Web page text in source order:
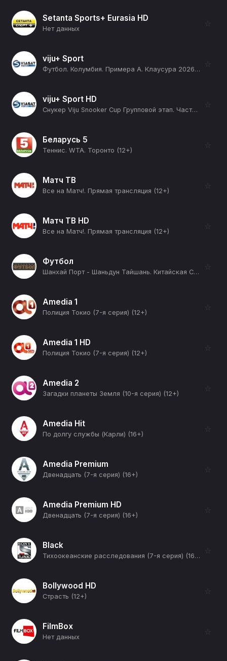
Setanta Sports+ Eurasia HD
Нет данных
☆
viju+ Sport
Футбол. Колумбия. Примера А. Клаусура 2026. 3 тур. Онсе Кальдас - Америка де Кали (12+)
☆
viju+ Sport HD
Снукер Viju Snooker Cup Групповой этап. Часть 4 Группа A: Арсений Королев - Андрей Карасов. Группа B: Микаэл Нерсисян - Сергей Луцкер (12+)
☆
Беларусь 5
Теннис. WTA. Торонто (12+)
☆
Матч ТВ
Все на Матч!. Прямая трансляция (12+)
☆
Матч ТВ HD
Все на Матч!. Прямая трансляция (12+)
☆
Футбол
Шанхай Порт - Шаньдун Тайшань. Китайская Суперлига. Сезон 2026 (12+)
☆
Amedia 1
Полиция Токио (7-я серия) (12+)
☆
Amedia 1 HD
Полиция Токио (7-я серия) (12+)
☆
Amedia 2
Загадки планеты Земля (10-я серия) (12+)
☆
Amedia Hit
По долгу службы (Карли) (16+)
☆
Amedia Premium
Двенадцать (7-я серия) (16+)
☆
Amedia Premium HD
Двенадцать (7-я серия) (16+)
☆
Black
Тихоокеанские расследования (7-я серия) (16+)
☆
Bollywood HD
Страсть (12+)
☆
FilmBox
Нет данных
☆